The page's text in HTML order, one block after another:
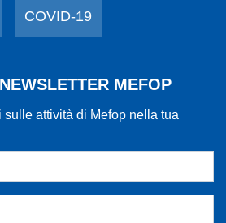
COVID-19
MEFOP
attività di Mefop nella tua